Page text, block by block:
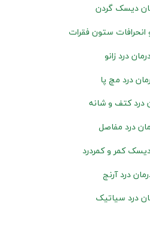
دیسک گردن
انحرافات ستون فقرات
درد زانو
درد مچ پا
درد کتف و شانه
درد مفاصل
کمر و کمردرد
درد آرنج
درد سیاتیک